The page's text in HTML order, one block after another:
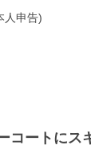
人申告)
コートにス